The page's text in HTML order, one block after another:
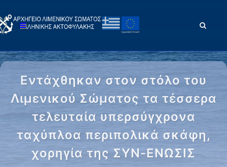
Εντάχθηκαν στον στόλο του
Λιμενικού Σώματος τα τέσσερα
τελευταία υπερσύγχρονα
ταχύπλοα περιπολικά σκάφη,
χορηγία της ΣΥΝ-ΕΝΩΣΙΣ